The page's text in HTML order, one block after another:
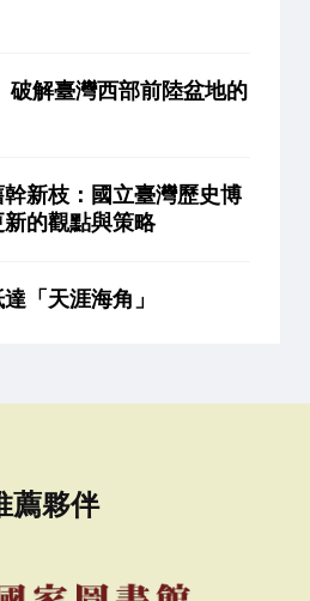
破解臺灣西部前陸盆地的
新枝：國立臺灣歷史博
的觀點與策略
「天涯海角」
薦夥伴